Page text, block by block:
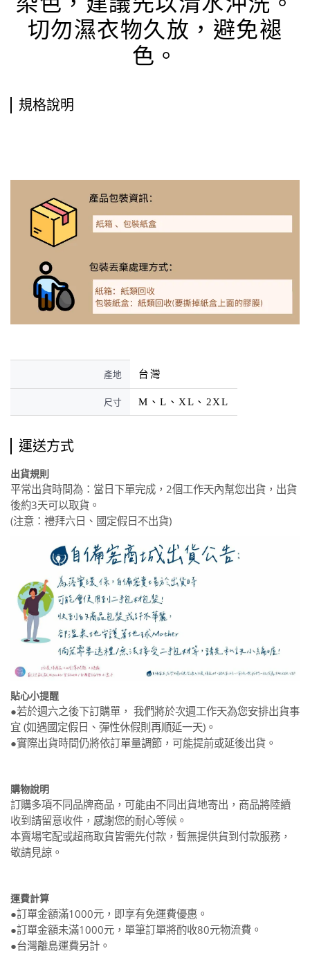
切勿濕衣物久放，避免褪
色。
規格說明
產地 台灣
尺寸 M、L、XL、2XL
運送方式
出貨規則
平常出貨時間為：當日下單完成，2個工作天內幫您出貨，出貨
後約3天可以取貨。
(注意：禮拜六日、國定假日不出貨)
貼心小提醒
●若於週六之後下訂購單， 我們將於次週工作天為您安排出貨事
宜 (如遇國定假日、彈性休假則再順延一天)。
●實際出貨時間仍將依訂單量調節，可能提前或延後出貨。
購物說明
訂購多項不同品牌商品，可能由不同出貨地寄出，商品將陸續
收到請留意收件，感謝您的耐心等候。
本賣場宅配或超商取貨皆需先付款，暫無提供貨到付款服務，
敬請見諒。
運費計算
●訂單金額滿1000元，即享有免運費優惠。
●訂單金額未滿1000元，單筆訂單將酌收80元物流費。
●台灣離島運費另計。